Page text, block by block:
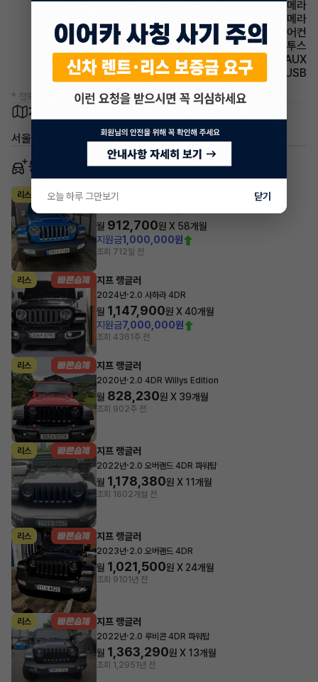
주차보조 전방카메라
주차보조 후방카메라
에어컨 풀오토에어컨
유무선단자 블루투스
유무선단자 AUX
유무선단자 USB
* 정확한 정보는 판매자와 반드시 확인하시기 바랍니다.
차량 위치
서울 강동구 명일동
동일 차종 이어카
리스 지프 랭글러
월 912,700원 X 58개월
지원금1,000,000원
조회 71 2일 전
리스 지프 랭글러
2024년·2.0 사하라 4DR
월 1,147,900원 X40개월
지원금7,000,000원
조회 4361주 전
리스 지프 랭글러
2020년·2.0 4DR Willys Edition
월 828,230원 X 39개월
조회 902주 전
리스 지프 랭글러
2022년·2.0 오버랜드 4DR 파워탑
월 1,178,380원 X 11개월
조회 1602개월 전
리스 지프 랭글러
2023년·2.0 오버랜드 4DR
월 1,021,500원 X 24개월
조회 9101년 전
리스 지프 랭글러
2022년·2.0 루비콘 4DR 파워탑
월 1,363,290원 X 13개월
조회 1,2951년 전
오늘 하루 그만보기 닫기